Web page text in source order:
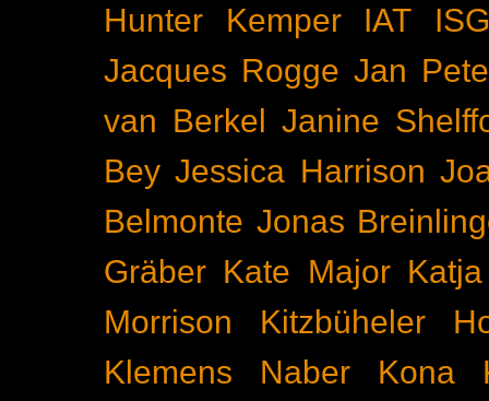
Hunter Kemper
IAT
Jacques Rogge Jan
van Berkel Janine
Bey Jessica Harrison
Belmonte Jonas
Gräber Kate Major
Morrison
Kitzbüheler
Klemens Naber
Kona